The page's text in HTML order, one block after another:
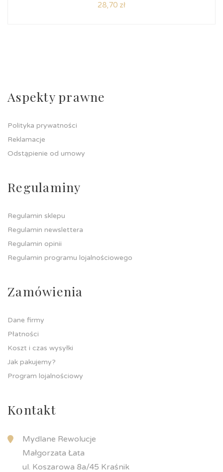
28,70 zł
Aspekty prawne
Polityka prywatności
Reklamacje
Odstąpienie od umowy
Regulaminy
Regulamin sklepu
Regulamin newslettera
Regulamin opinii
Regulamin programu lojalnościowego
Zamówienia
Dane firmy
Płatności
Koszt i czas wysyłki
Jak pakujemy?
Program lojalnościowy
Kontakt
Mydlane Rewolucje
Małgorzata Łata
ul. Koszarowa 8a/45 Kraśnik